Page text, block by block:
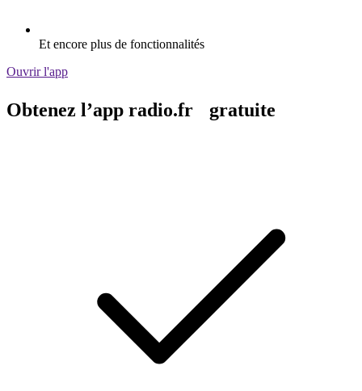
Et encore plus de fonctionnalités
Ouvrir l'app
Obtenez l’app radio.fr gratuite